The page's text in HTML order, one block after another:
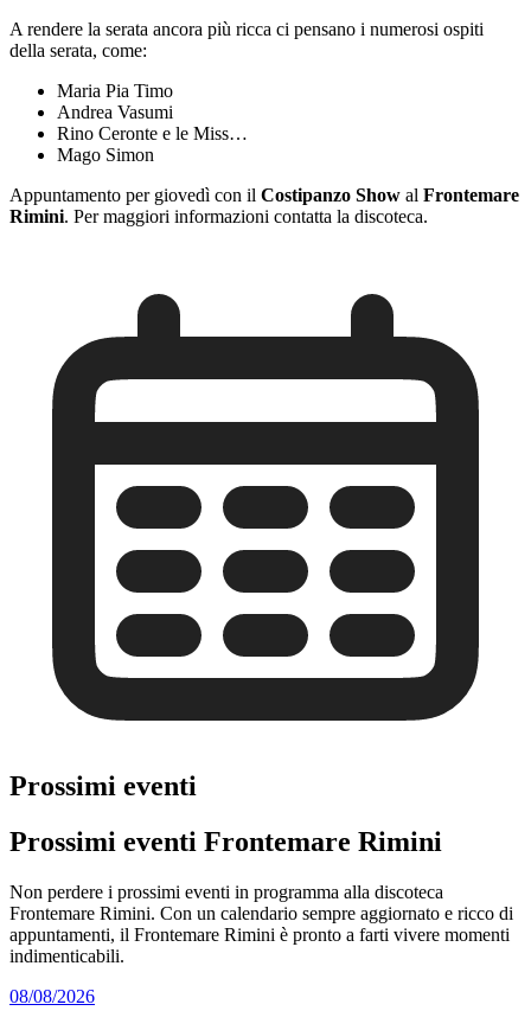
A rendere la serata ancora più ricca ci pensano i numerosi ospiti
della serata, come:
Maria Pia Timo
Andrea Vasumi
Rino Ceronte e le Miss…
Mago Simon
Appuntamento per giovedì con il Costipanzo Show al Frontemare
Rimini. Per maggiori informazioni contatta la discoteca.
Prossimi eventi
Prossimi eventi Frontemare Rimini
Non perdere i prossimi eventi in programma alla discoteca
Frontemare Rimini. Con un calendario sempre aggiornato e ricco di
appuntamenti, il Frontemare Rimini è pronto a farti vivere momenti
indimenticabili.
08/08/2026